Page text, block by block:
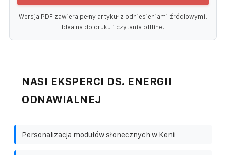
Wersja PDF zawiera pełny artykuł z odniesieniami źródłowymi.
Idealna do druku i czytania offline.
NASI EKSPERCI DS. ENERGII
ODNAWIALNEJ
Personalizacja modułów słonecznych w Kenii